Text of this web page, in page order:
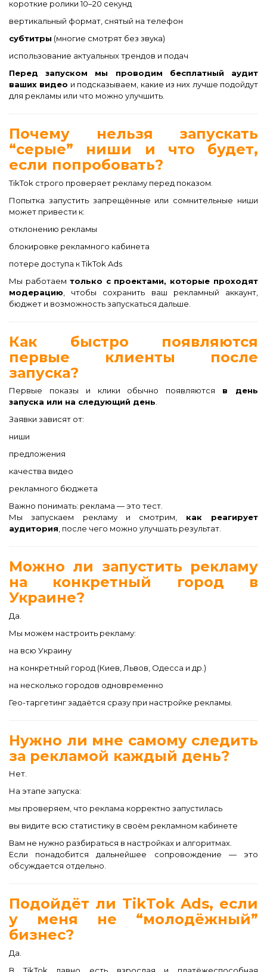
короткие ролики 10–20 секунд
вертикальный формат, снятый на телефон
субтитры (многие смотрят без звука)
использование актуальных трендов и подач
Перед запуском мы проводим бесплатный аудит
ваших видео и подсказываем, какие из них лучше подойдут
для рекламы или что можно улучшить.
Почему нельзя запускать
“серые” ниши и что будет,
если попробовать?
TikTok строго проверяет рекламу перед показом.
Попытка запустить запрещённые или сомнительные ниши
может привести к:
отклонению рекламы
блокировке рекламного кабинета
потере доступа к TikTok Ads
Мы работаем только с проектами, которые проходят
модерацию , чтобы сохранить ваш рекламный аккаунт,
бюджет и возможность запускаться дальше.
Как быстро появляются
первые клиенты после
запуска?
Первые показы и клики обычно появляются в день
запуска или на следующий день.
Заявки зависят от:
ниши
предложения
качества видео
рекламного бюджета
Важно понимать: реклама — это тест.
Мы запускаем рекламу и смотрим, как реагирует
аудитория, после чего можно улучшать результат.
Можно ли запустить рекламу
на конкретный город в
Украине?
Да.
Мы можем настроить рекламу:
на всю Украину
на конкретный город (Киев, Львов, Одесса и др.)
на несколько городов одновременно
Гео-таргетинг задаётся сразу при настройке рекламы.
Нужно ли мне самому следить
за рекламой каждый день?
Нет.
На этапе запуска:
мы проверяем, что реклама корректно запустилась
вы видите всю статистику в своём рекламном кабинете
Вам не нужно разбираться в настройках и алгоритмах.
Если понадобится дальнейшее сопровождение — это
обсуждается отдельно.
Подойдёт ли TikTok Ads, если
у меня не “молодёжный”
бизнес?
Да.
В TikTok давно есть взрослая и платёжеспособная